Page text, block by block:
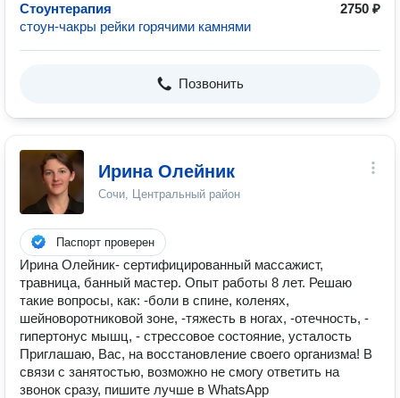
Стоунтерапия
2750 ₽
стоун-чакры рейки горячими камнями
Позвонить
Ирина Олейник
Сочи, Центральный район
Паспорт проверен
Ирина Олейник- сертифицированный массажист,
травница, банный мастер. Опыт работы 8 лет. Решаю
такие вопросы, как: -боли в спине, коленях,
шейноворотниковой зоне, -тяжесть в ногах, -отечность, -
гипертонус мышц, - стрессовое состояние, усталость
Приглашаю, Вас, на восстановление своего организма! В
связи с занятостью, возможно не смогу ответить на
звонок сразу, пишите лучше в WhatsApp